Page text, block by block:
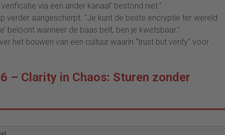
via een ander kanaal’ bestond niet.”
verder aangescherpt. “Je kunt de beste encryptie ter wereld
beloont wanneer de baas belt, ben je kwetsbaar.”
het bouwen van een cultuur waarin “trust but verify” voor
– Clarity in Chaos: Sturen zonder